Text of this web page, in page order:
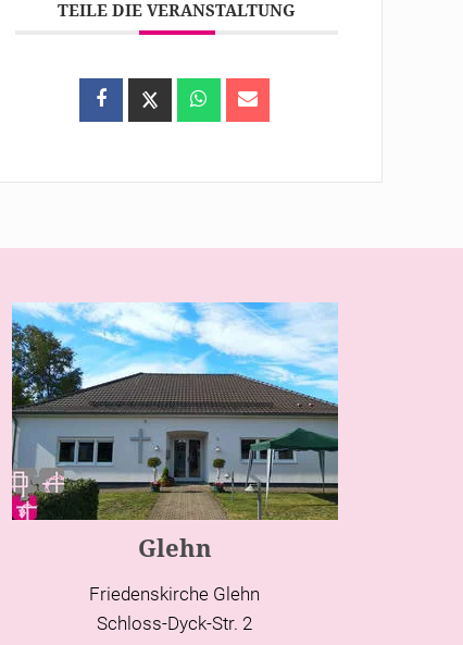
TEILE DIE VERANSTALTUNG
Glehn
Friedenskirche Glehn
Schloss-Dyck-Str. 2